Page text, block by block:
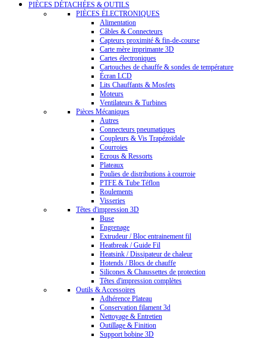
PIÈCES DÉTACHÉES & OUTILS
PIÈCES ÉLECTRONIQUES
Alimentation
Câbles & Connecteurs
Capteurs proximité & fin-de-course
Carte mère imprimante 3D
Cartes électroniques
Cartouches de chauffe & sondes de température
Écran LCD
Lits Chauffants & Mosfets
Moteurs
Ventilateurs & Turbines
Pièces Mécaniques
Autres
Connecteurs pneumatiques
Coupleurs & Vis Trapézoïdale
Courroies
Ecrous & Ressorts
Plateaux
Poulies de distributions à courroie
PTFE & Tube Téflon
Roulements
Visseries
Têtes d'impression 3D
Buse
Engrenage
Extrudeur / Bloc entrainement fil
Heatbreak / Guide Fil
Heatsink / Dissipateur de chaleur
Hotends / Blocs de chauffe
Silicones & Chaussettes de protection
Têtes d'impression complètes
Outils & Accessoires
Adhérence Plateau
Conservation filament 3d
Nettoyage & Entretien
Outillage & Finition
Support bobine 3D